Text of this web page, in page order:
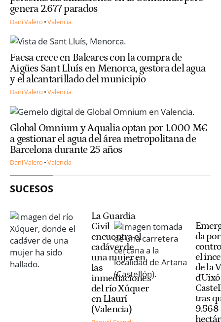
genera 2.677 parados
Dani Valero Valencia
Facsa crece en Baleares con la compra de
Aigües Sant Lluís en Menorca, gestora del agua
y el alcantarillado del municipio
Dani Valero Valencia
Global Omnium y Aqualia optan por 1.000 M€
a gestionar el agua del área metropolitana de
Barcelona durante 25 años
Dani Valero Valencia
SUCESOS
La Guardia
Civil
encuentra el
cadáver de
una mujer en
las
inmediaciones
del río Xúquer
en Llaurí
(Valencia)
da por
el
de la
tras
9.568